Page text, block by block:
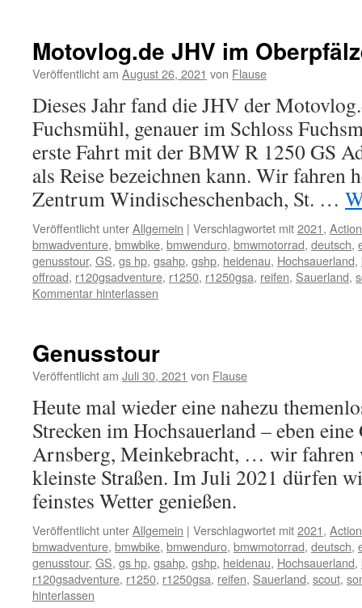
Motovlog.de JHV im
Veröffentlicht am August 26, 2021 von Flause
Dieses Jahr fand die JHV der
Fuchsmühl, genauer im Schloss
erste Fahrt mit der BMW R 1250 GS
als Reise bezeichnen kann. Wir fahren
Zentrum Windischeschenbach, St. …
Veröffentlicht unterAllgemein | Verschlagwortet mit2021,
bmwadventure, bmwbike, bmwenduro, bmwmotorrad, deutsch,
genusstour, GS, gs hp, gsahp, gshp, heidenau, Hochsauerland,
offroad, r120gsadventure, r1250, r1250gsa, reifen, Sauerland,
Kommentar hinterlassen
Genusstour
Veröffentlicht am Juli 30, 2021 von Flause
Heute mal wieder eine nahezu
Strecken im Hochsauerland – eben
Arnsberg, Meinkebracht, … wir fahren
kleinste Straßen. Im Juli 2021 dürfen
feinstes Wetter genießen.
Veröffentlicht unterAllgemein | Verschlagwortet mit2021,
bmwadventure, bmwbike, bmwenduro, bmwmotorrad, deutsch,
genusstour, GS, gs hp, gsahp, gshp, heidenau, Hochsauerland,
r120gsadventure, r1250, r1250gsa, reifen, Sauerland, scout,
hinterlassen